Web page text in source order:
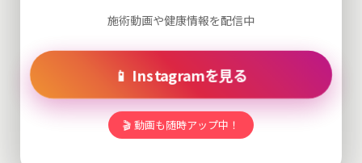
施術動画や健康情報を配信中
📱 Instagramを見る
🎬 動画も随時アップ中！